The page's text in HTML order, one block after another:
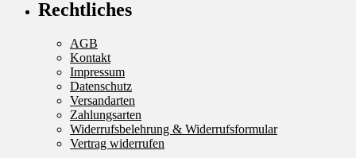
Rechtliches
AGB
Kontakt
Impressum
Datenschutz
Versandarten
Zahlungsarten
Widerrufsbelehrung & Widerrufsformular
Vertrag widerrufen